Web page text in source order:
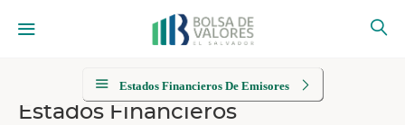
Estados Financieros De Emisores
Estados Financieros